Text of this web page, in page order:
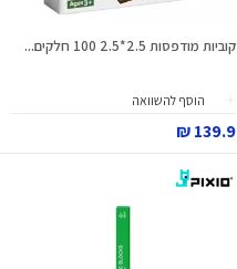
קוביות מודפסות 2.5*2.5 100 חלקים...
הוסף להשוואה
139.9 ₪